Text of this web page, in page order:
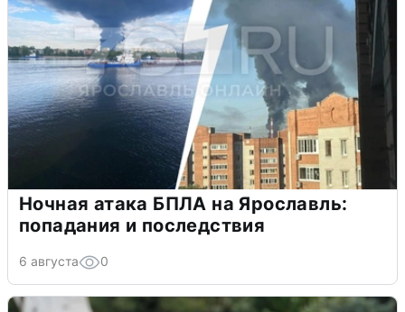
Ночная атака БПЛА на Ярославль:
попадания и последствия
6 августа 0